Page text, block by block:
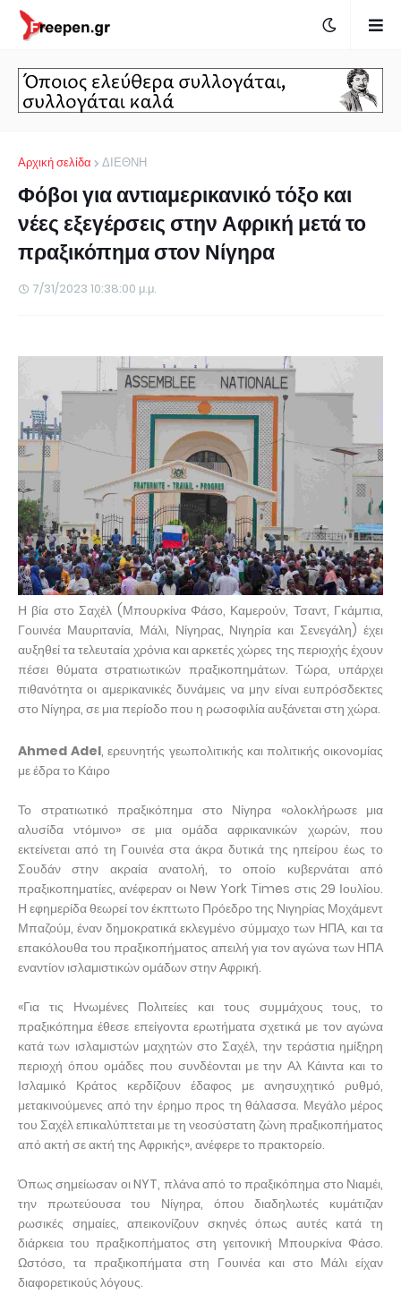
Αρχική σελίδα ΔΙΕΘΝΗ
Φόβοι για αντιαμερικανικό τόξο και
νέες εξεγέρσεις στην Αφρική μετά το
πραξικόπημα στον Νίγηρα
7/31/2023 10:38:00 μ.μ.
Η βία στο Σαχέλ (Μπουρκίνα Φάσο, Καμερούν, Τσαντ, Γκάμπια,
Γουινέα Μαυριτανία, Μάλι, Νίγηρας, Νιγηρία και Σενεγάλη) έχει
αυξηθεί τα τελευταία χρόνια και αρκετές χώρες της περιοχής έχουν
πέσει θύματα στρατιωτικών πραξικοπημάτων. Τώρα, υπάρχει
πιθανότητα οι αμερικανικές δυνάμεις να μην είναι ευπρόσδεκτες
στο Νίγηρα, σε μια περίοδο που η ρωσοφιλία αυξάνεται στη χώρα.
Ahmed Adel, ερευνητής γεωπολιτικής και πολιτικής οικονομίας
με έδρα το Κάιρο
Το στρατιωτικό πραξικόπημα στο Νίγηρα «ολοκλήρωσε μια
αλυσίδα ντόμινο» σε μια ομάδα αφρικανικών χωρών, που
εκτείνεται από τη Γουινέα στα άκρα δυτικά της ηπείρου έως το
Σουδάν στην ακραία ανατολή, το οποίο κυβερνάται από
πραξικοπηματίες, ανέφεραν οι New York Times στις 29 Ιουλίου.
Η εφημερίδα θεωρεί τον έκπτωτο Πρόεδρο της Νιγηρίας Μοχάμεντ
Μπαζούμ, έναν δημοκρατικά εκλεγμένο σύμμαχο των ΗΠΑ, και τα
επακόλουθα του πραξικοπήματος απειλή για τον αγώνα των ΗΠΑ
εναντίον ισλαμιστικών ομάδων στην Αφρική.
«Για τις Ηνωμένες Πολιτείες και τους συμμάχους τους, το
πραξικόπημα έθεσε επείγοντα ερωτήματα σχετικά με τον αγώνα
κατά των ισλαμιστών μαχητών στο Σαχέλ, την τεράστια ημίξηρη
περιοχή όπου ομάδες που συνδέονται με την Αλ Κάιντα και το
Ισλαμικό Κράτος κερδίζουν έδαφος με ανησυχητικό ρυθμό,
μετακινούμενες από την έρημο προς τη θάλασσα. Μεγάλο μέρος
του Σαχέλ επικαλύπτεται με τη νεοσύστατη ζώνη πραξικοπήματος
από ακτή σε ακτή της Αφρικής», ανέφερε το πρακτορείο.
Όπως σημείωσαν οι NYT, πλάνα από το πραξικόπημα στο Νιαμέι,
την πρωτεύουσα του Νίγηρα, όπου διαδηλωτές κυμάτιζαν
ρωσικές σημαίες, απεικονίζουν σκηνές όπως αυτές κατά τη
διάρκεια του πραξικοπήματος στη γειτονική Μπουρκίνα Φάσο.
Ωστόσο, τα πραξικοπήματα στη Γουινέα και στο Μάλι είχαν
διαφορετικούς λόγους.